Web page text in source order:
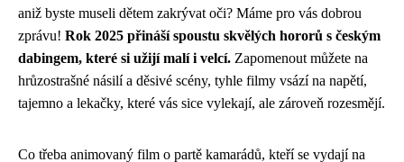
aniž byste museli dětem zakrývat oči? Máme pro vás dobrou
zprávu! Rok 2025 přináší spoustu skvělých hororů s českým
dabingem, které si užijí malí i velcí. Zapomenout můžete na
hrůzostrašné násilí a děsivé scény, tyhle filmy vsází na napětí,
tajemno a lekačky, které vás sice vylekají, ale zároveň rozesmějí.
Co třeba animovaný film o partě kamarádů, kteří se vydají na